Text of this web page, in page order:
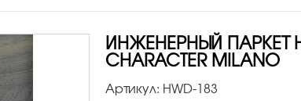
ИНЖЕНЕРНЫЙ ПАРКЕТ
CHARACTER MILANO
Артикул: HWD-183